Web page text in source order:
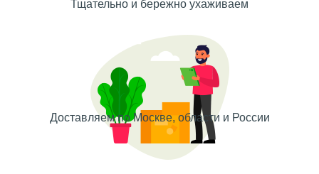
Тщательно и бережно ухаживаем
Доставляем по Москве, области и России